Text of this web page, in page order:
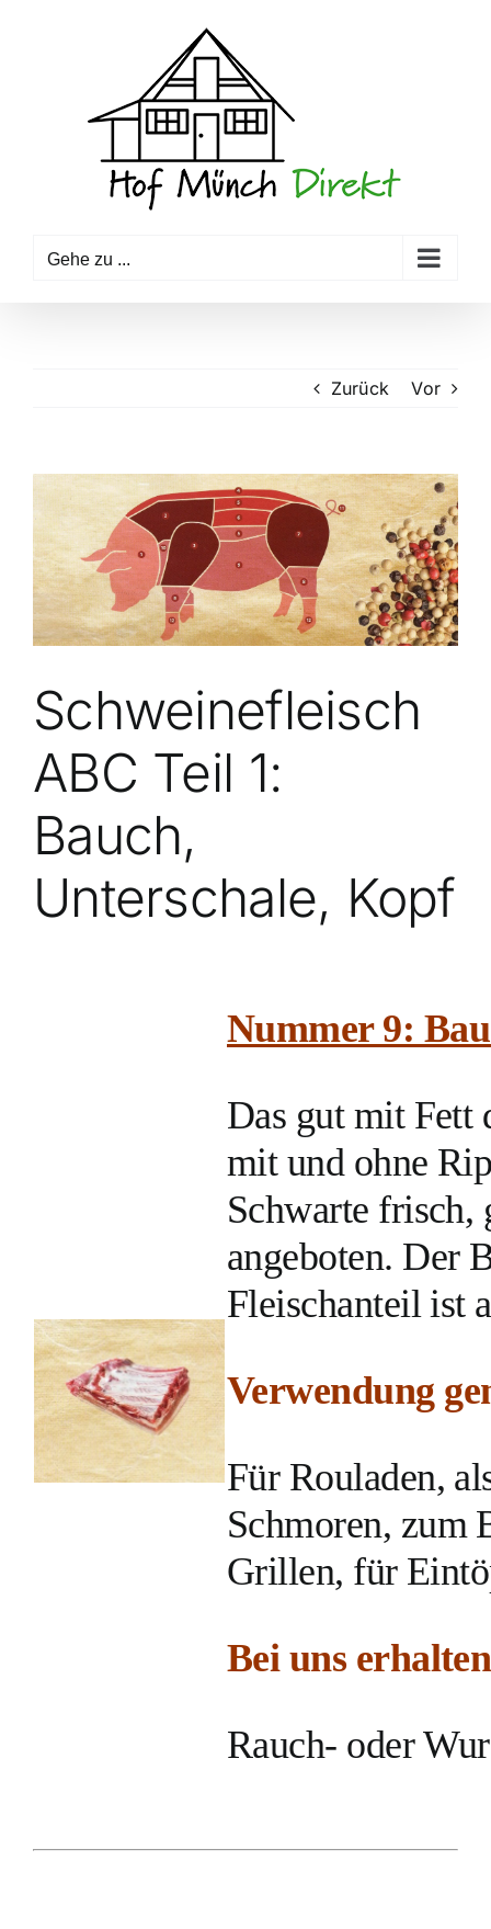
Gehe zu ...
Zurück Vor
Zeige
grösseres
Bild
Schweinefleisch
ABC Teil 1:
Bauch,
Unterschale, Kopf
Nummer 9:
Das gut mit Fett
mit und ohne
Schwarte frisch,
angeboten. Der
Fleischanteil ist
Verwendung
Für Rouladen,
Schmoren, zum
Grillen, für
Bei uns
Rauch- oder